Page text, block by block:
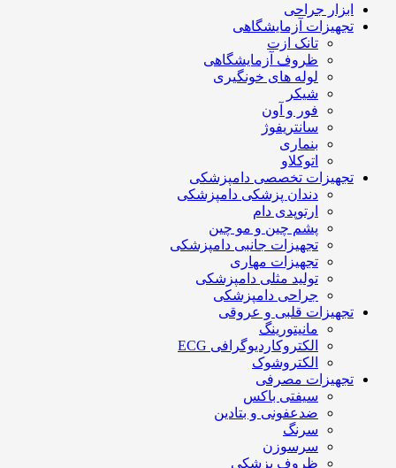
ابزار جراحی
تجهیزات آزمایشگاهی
تانک ازت
ظروف آزمایشگاهی
لوله های خونگیری
شیکر
فور و آون
سانتریفوژ
بنماری
اتوکلاو
تجهیزات تخصصی دامپزشکی
دندان پزشکی دامپزشکی
ارتوپدی دام
پشم چین و مو چین
تجهیزات جانبی دامپزشکی
تجهیزات مهاری
تولید مثلی دامپزشکی
جراحی دامپزشکی
تجهیزات قلبی و عروقی
مانیتورینگ
الکتروکاردیوگرافی ECG
الکتروشوک
تجهیزات مصرفی
سیفتی باکس
ضدعفونی و بتادین
سرنگ
سرسوزن
ظروف پزشکی